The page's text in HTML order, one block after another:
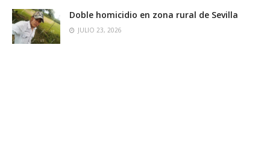
Doble homicidio en zona rural de Sevilla
JULIO 23, 2026